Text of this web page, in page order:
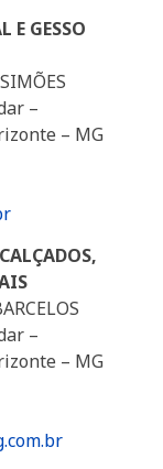
E GESSO
–
– MG
–
– MG